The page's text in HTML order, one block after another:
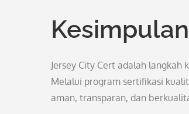
Kesimpulan
Jersey City Cert adalah
Melalui program sertifikasi
aman, transparan, dan